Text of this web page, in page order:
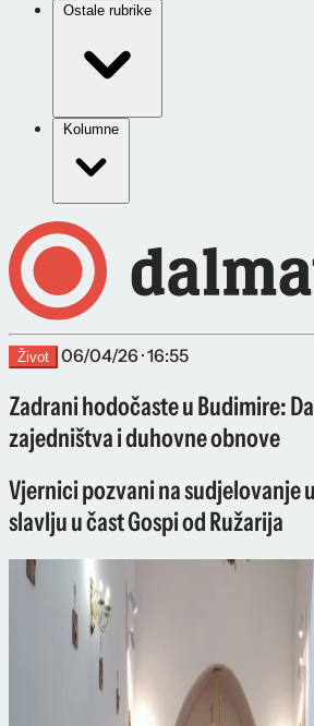
Ostale rubrike
Kolumne
Život 06/04/26 · 16:55
Zadrani hodočaste u Budimire:
zajedništva i duhovne obnove
Vjernici pozvani na sudjelovanje
slavlju u čast Gospi od Ružarija